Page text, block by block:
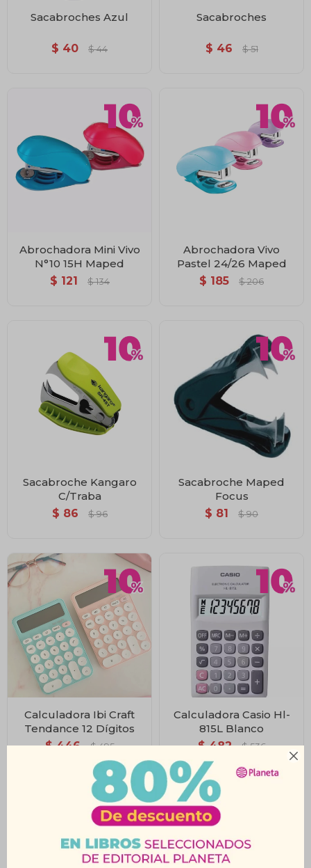

Sacabroches Azul
$ 40 $ 44
Sacabroches
$ 46 $ 51
Abrochadora Mini Vivo
N°10 15H Maped
$ 121 $ 134
Abrochadora Vivo
Pastel 24/26 Maped
$ 185 $ 206
Sacabroche Kangaro
C/Traba
$ 86 $ 96
Sacabroche Maped
Focus
$ 81 $ 90
Calculadora Ibi Craft
Tendance 12 Dígitos
$ 446 $ 495
Calculadora Casio Hl-
815L Blanco
$ 482 $ 536